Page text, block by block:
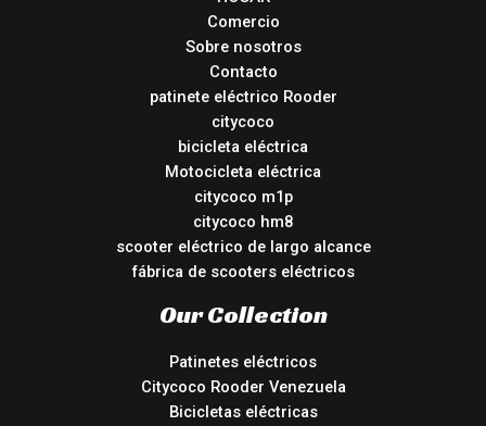
Comercio
Sobre nosotros
Contacto
patinete eléctrico Rooder
citycoco
bicicleta eléctrica
Motocicleta eléctrica
citycoco m1p
citycoco hm8
scooter eléctrico de largo alcance
fábrica de scooters eléctricos
Our Collection
Patinetes eléctricos
Citycoco Rooder Venezuela
Bicicletas eléctricas